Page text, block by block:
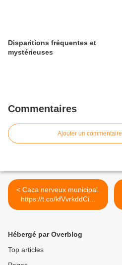
Disparitions fréquentes et
mystérieuses
Commentaires
Ajouter un commentaire
< Caca nerveux municipal.
https://t.co/kfVvrkddCi...
Hébergé par Overblog
Top articles